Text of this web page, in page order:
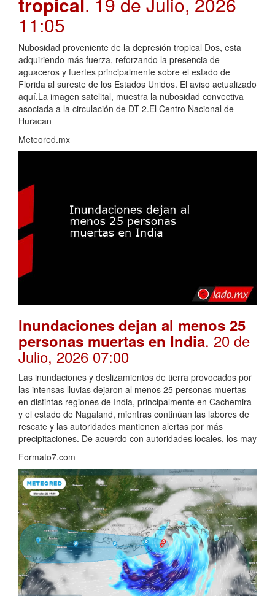
11:05
Nubosidad proveniente de la depresión tropical Dos, esta
adquiriendo más fuerza, reforzando la presencia de
aguaceros y fuertes principalmente sobre el estado de
Florida al sureste de los Estados Unidos. El aviso actualizado
aquí.La imagen satelital, muestra la nubosidad convectiva
asociada a la circulación de DT 2.El Centro Nacional de
Huracan
Meteored.mx
Inundaciones dejan al menos 25
personas muertas en India. 20 de
Julio, 2026 07:00
Las inundaciones y deslizamientos de tierra provocados por
las intensas lluvias dejaron al menos 25 personas muertas
en distintas regiones de India, principalmente en Cachemira
y el estado de Nagaland, mientras continúan las labores de
rescate y las autoridades mantienen alertas por más
precipitaciones. De acuerdo con autoridades locales, los may
Formato7.com